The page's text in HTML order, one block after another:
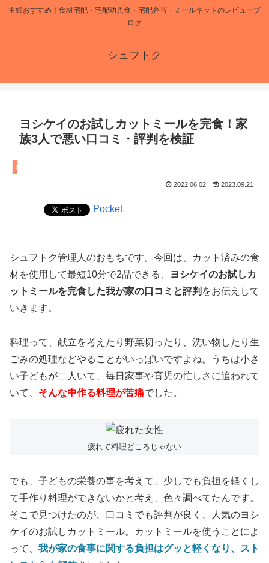
主婦おすすめ！食材宅配・宅配幼児食・宅配弁当・ミールキットのレビューブ
ログ
シュフトク
ヨシケイのお試しカットミールを完食！家
族3人で悪い口コミ・評判を検証
ヨシケイ
2022.06.02 2023.09.21
Pocket
シュフトク管理人のおもちです。今回は、カット済みの食
材を使用して最短10分で2品できる、
ヨシケイのお試しカ
ットミールを完食した我が家の口コミと評判 をお伝えして
いきます。
料理って、献立を考えたり野菜切ったり、洗い物したり生
ごみの処理などやることがいっぱいですよね。うちは小さ
い子どもが二人いて、毎日家事や育児の忙しさに追われて
いて、 そんな中作る料理が苦痛でした。
疲れて料理どころじゃない
でも、子どもの栄養の事を考えて、少しでも負担を軽くし
て手作り料理ができないかと考え、色々調べてたんです。
そこで見つけたのが、口コミでも評判が良く、人気のヨシ
ケイのお試しカットミール。カットミールを使うことによ
って、 我が家の食事に関する負担はグッと軽くなり、スト